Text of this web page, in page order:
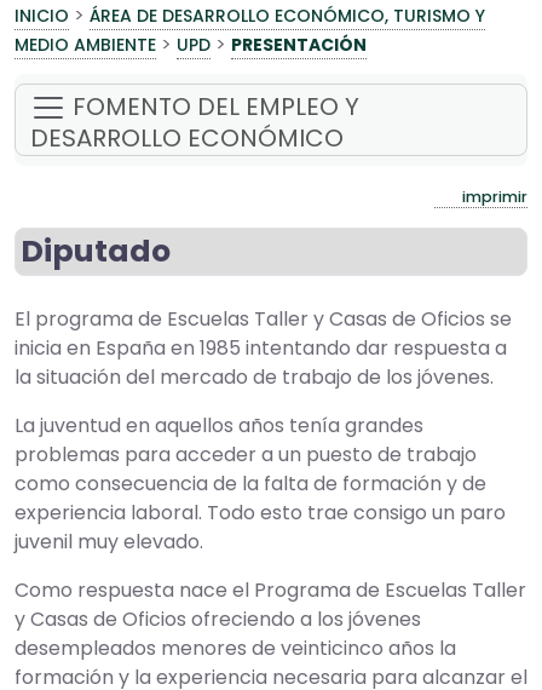
INICIO > ÁREA DE DESARROLLO ECONÓMICO, TURISMO Y
MEDIO AMBIENTE > UPD > PRESENTACIÓN
FOMENTO DEL EMPLEO Y
DESARROLLO ECONÓMICO
imprimir
Diputado
El programa de Escuelas Taller y Casas de Oficios se
inicia en España en 1985 intentando dar respuesta a
la situación del mercado de trabajo de los jóvenes.
La juventud en aquellos años tenía grandes
problemas para acceder a un puesto de trabajo
como consecuencia de la falta de formación y de
experiencia laboral. Todo esto trae consigo un paro
juvenil muy elevado.
Como respuesta nace el Programa de Escuelas Taller
y Casas de Oficios ofreciendo a los jóvenes
desempleados menores de veinticinco años la
formación y la experiencia necesaria para alcanzar el